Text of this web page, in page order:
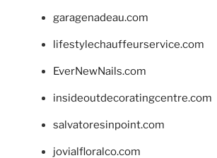
garagenadeau.com
lifestylechauffeurservice.com
EverNewNails.com
insideoutdecoratingcentre.com
salvatoresinpoint.com
jovialfloralco.com